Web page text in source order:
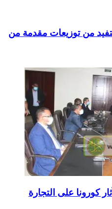
من توزيعات مقدمة من
كورونا على التجارة